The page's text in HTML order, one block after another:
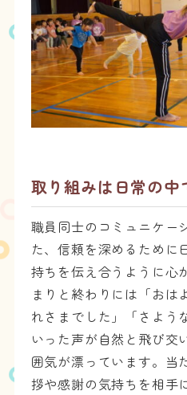
取り組みは日常の中
職員同士のコミュニケー
た、信頼を深めるために
持ちを伝え合うように心
まりと終わりには「おは
れさまでした」「さよう
いった声が自然と飛び交
囲気が漂っています。当
拶や感謝の気持ちを相手